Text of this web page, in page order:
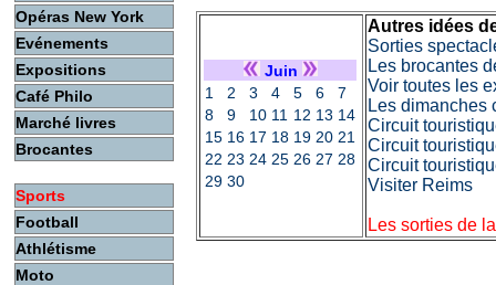
Opéras New York
Evénements
Expositions
Café Philo
Marché livres
Brocantes
Sports
Football
Athlétisme
Moto
Juin
1
2 3 4 5 6
7
8
9 10 11 12 13 14
15 16 17 18 19 20 21
22 23 24 25 26 27 28
29 30
Autres idées
Sorties
Les brocantes
Voir toutes les
Les dimanches
Circuit
Circuit
Circuit
Visiter Reims
Les sorties de